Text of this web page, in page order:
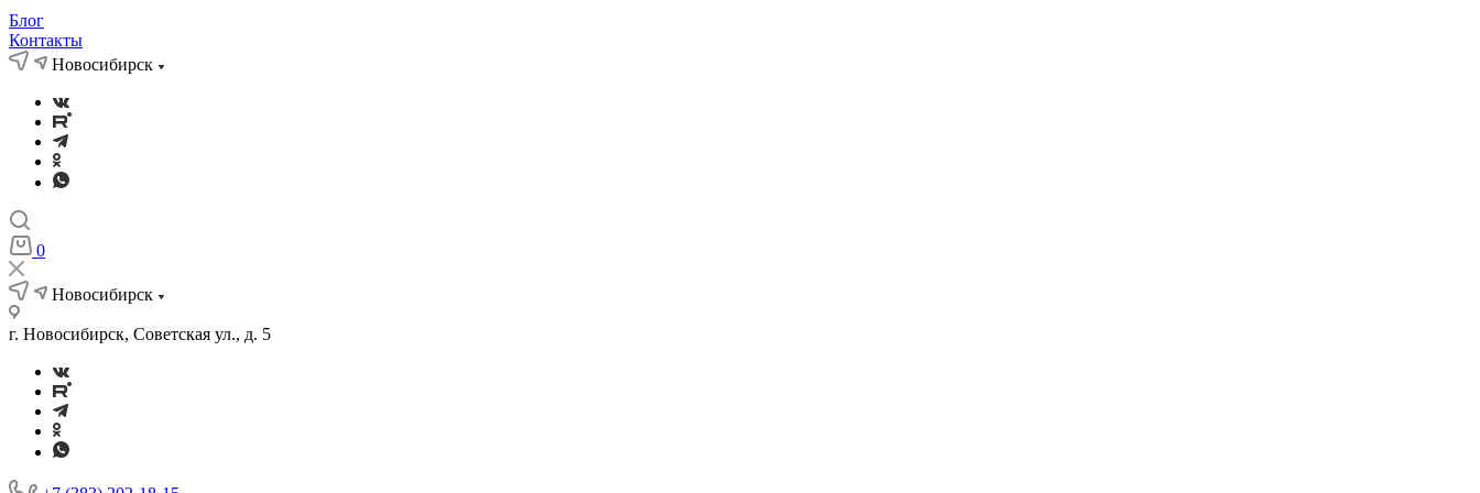
Блог
Контакты
Новосибирск
0
Новосибирск
г. Новосибирск, Советская ул., д. 5